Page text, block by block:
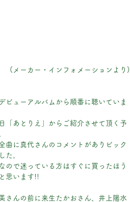
(メーカー・インフォメーションより)
ビューアルバムから順番に聴いていま
「あとりえ」からご紹介させて頂く予
曲に真代さんのコメントがありビック
た。
ので迷っている方はすぐに買ったほう
思います!!
さんの前に来生たかおさん、井上陽水